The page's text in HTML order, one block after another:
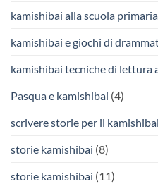
kamishibai alla scuola primaria
kamishibai e giochi di
kamishibai tecniche di lettura
Pasqua e kamishibai (4)
scrivere storie per il kamishibai
storie kamishibai (8)
storie kamishibai (11)